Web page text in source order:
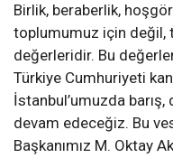
Birlik, beraberlik,
toplumumuz için değil,
değerleridir. Bu değerler
Türkiye Cumhuriyeti
İstanbul’umuzda
devam edeceğiz. Bu
Başkanımız M. Oktay